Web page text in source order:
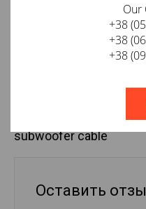
Кроме этого кабеля, мы
сабвуферный кабель
Отзывы о Neotech
subwoofer cable
Оставить
Our
+38
+38
+38
!